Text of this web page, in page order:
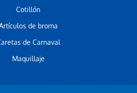
Cotillón
de broma
de Carnaval
Maquillaje